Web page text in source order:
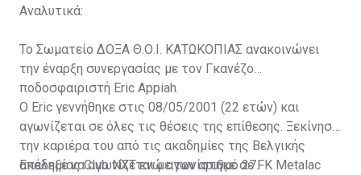
Αναλυτικά:
Το Σωματείο ΔΟΞΑ Θ.Ο.Ι. ΚΑΤΩΚΟΠΙΑΣ ανακοινώνει
την έναρξη συνεργασίας με τον Γκανέζο
ποδοσφαιριστή Eric Appiah.
Ο Eric γεννήθηκε στις 08/05/2001 (22 ετών) και
αγωνίζεται σε όλες τις θέσεις της επίθεσης. Ξεκίνησε
την καριέρα του από τις ακαδημίες της Βελγικής
ακαδημίας Club NXT ενώ αγωνίστηκε σε FK Metalac
Επέλεξε να αγωνίζεται με τον αριθμό 27.